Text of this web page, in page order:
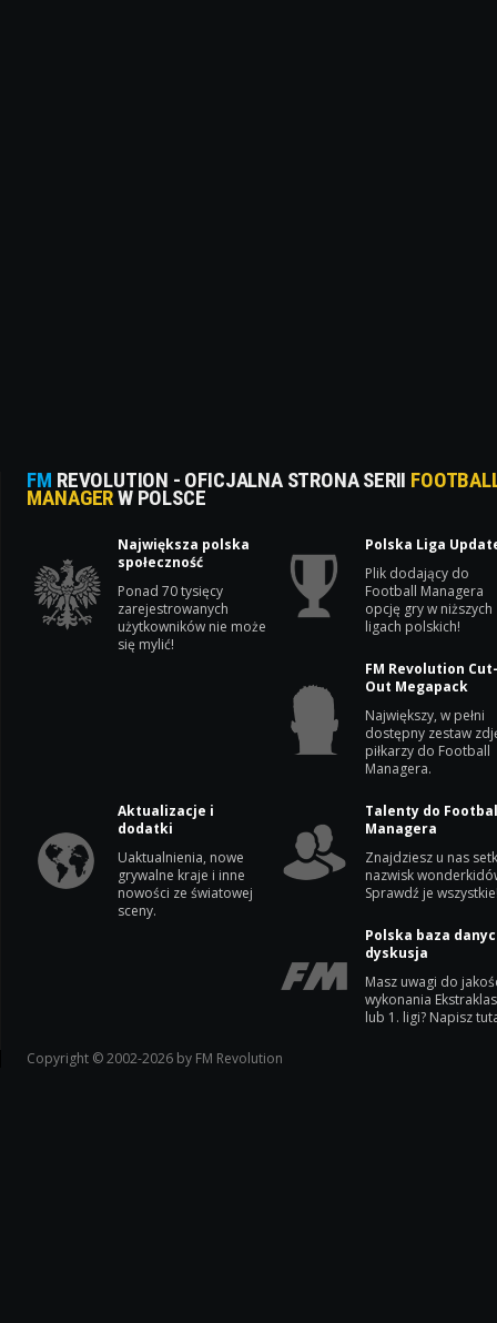
FM REVOLUTION - OFICJALNA STRONA SERII
MANAGERW POLSCE
Największa polska
społeczność
Ponad 70 tysięcy
zarejestrowanych
użytkowników nie może
się mylić!
Polska Liga
Plik dodający do
Football Managera
opcję gry w niższych
ligach polskich!
FM Revolution
Out Megapack
Największy, w pełni
dostępny zestaw
piłkarzy do Football
Managera.
Aktualizacje i
dodatki
Uaktualnienia, nowe
grywalne kraje i inne
nowości ze światowej
sceny.
Talenty do
Managera
Znajdziesz u nas
nazwisk
Sprawdź je
Polska baza
dyskusja
Masz uwagi do
wykonania
lub 1. ligi? Napisz
Copyright © 2002-2026 by FM Revolution